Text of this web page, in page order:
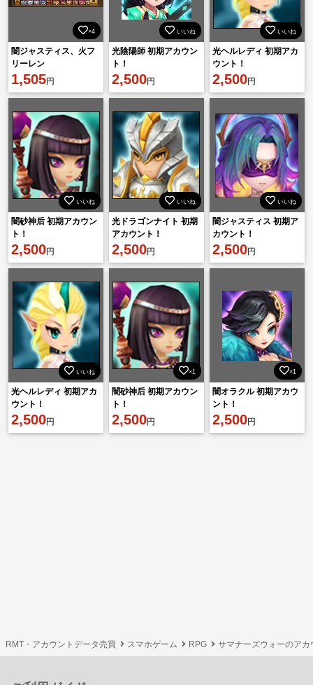
×4
闇ジャスティス、火フ
リーレン
1,505円
いいね
光陰陽師 初期アカウン
ト！
2,500円
いいね
光ヘルレディ 初期アカ
ウント！
2,500円
いいね
闇砂神后 初期アカウン
ト！
2,500円
いいね
光ドラゴンナイト 初期
アカウント！
2,500円
いいね
闇ジャスティス 初期ア
カウント！
2,500円
いいね
光ヘルレディ 初期アカ
ウント！
2,500円
×1
闇砂神后 初期アカウン
ト！
2,500円
×1
闇オラクル 初期アカウ
ント！
2,500円
RMT・アカウントデータ売買 スマホゲーム RPG サマナーズウォーのアカ